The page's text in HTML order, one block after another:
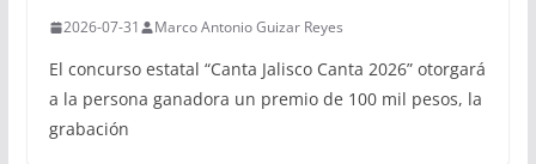
2026-07-31 Marco Antonio Guizar Reyes
El concurso estatal “Canta Jalisco Canta 2026” otorgará
a la persona ganadora un premio de 100 mil pesos, la
grabación